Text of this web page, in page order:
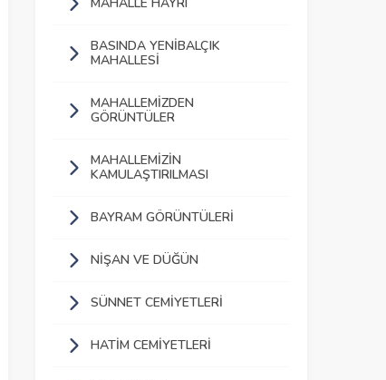
BASINDA YENIBALÇIK
MAHALLESI
MAHALLEMIZDEN
GÖRÜNTÜLER
MAHALLEMIZIN
KAMULAŞTIRILMASI
BAYRAM GÖRÜNTÜLERI
NIŞAN VE DÜĞÜN
SÜNNET CEMIYETLERI
HATIM CEMIYETLERI